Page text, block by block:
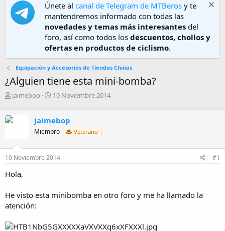
Únete al canal de Telegram de MTBeros y te
mantendremos informado con todas las
novedades y temas más interesantes del
foro, así como todos los descuentos, chollos y
ofertas en productos de ciclismo.
Equipación y Accesorios de Tiendas Chinas
¿Alguien tiene esta mini-bomba?
A
o
jaimebop
F
h
a
e
i
i
10 Noviembre 2014
jaimebop
Miembro Veterano
10 Noviembre 2014 #1
Hola,
He visto esta minibomba en otro foro y me ha llamado la
atención: